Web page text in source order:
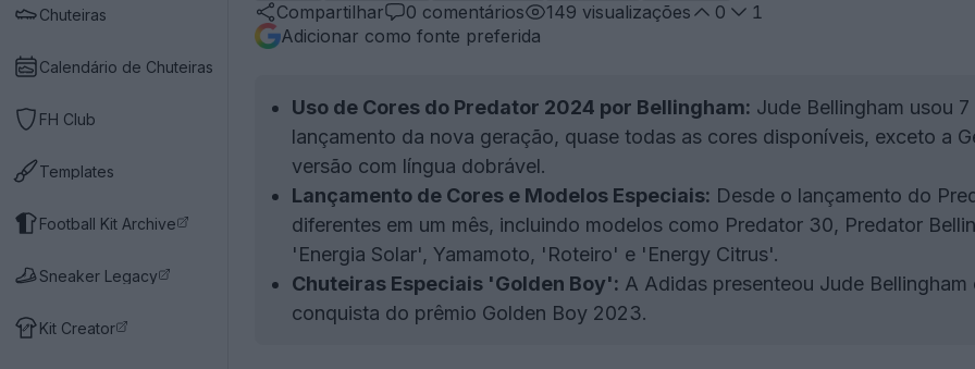
Chuteiras
Calendário de Chuteiras
FH Club
Templates
Football Kit Archive
Sneaker Legacy
Kit Creator
Compartilhar
0 comentários 149 visualizações 0
1
Adicionar como fonte preferida
Uso de Cores do Predator 2024 por Bellingham: Jude Bellingham usou
lançamento da nova geração, quase todas as cores disponíveis, exceto a
versão com língua dobrável.
Lançamento de Cores e Modelos Especiais: Desde o lançamento do
diferentes em um mês, incluindo modelos como Predator 30, Predator
'Energia Solar', Yamamoto, 'Roteiro' e 'Energy Citrus'.
Chuteiras Especiais 'Golden Boy': A Adidas presenteou Jude
conquista do prêmio Golden Boy 2023.